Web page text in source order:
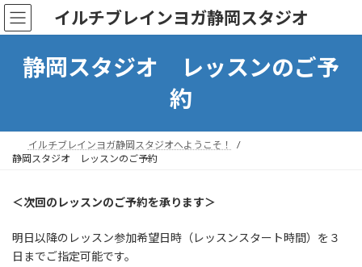
コ
ン
ナ
ビ
イルチブレインヨガ静岡スタジオ
静岡スタジオ レッスンのご予
約
イルチブレインヨガ静岡スタジオへようこそ！
静岡スタジオ レッスンのご予約
＜次回のレッスンのご予約を承ります＞
明日以降のレッスン参加希望日時（レッスンスタート時間）を３
日までご指定可能です。